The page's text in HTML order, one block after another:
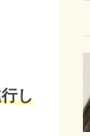
し